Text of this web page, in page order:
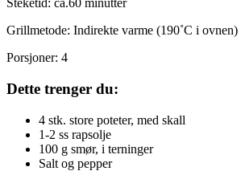
Steketid: ca.60 minutter
Grillmetode: Indirekte varme (190˚C i ovnen)
Porsjoner: 4
Dette trenger du:
4 stk. store poteter, med skall
1-2 ss rapsolje
100 g smør, i terninger
Salt og pepper